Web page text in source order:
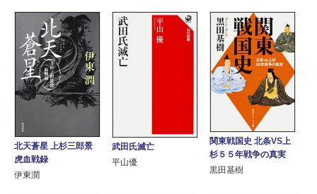
北天蒼星 上杉三郎景
虎血戦録
伊東潤
武田氏滅亡
平山優
関東戦国史 北条VS上
杉５５年戦争の真実
黒田基樹